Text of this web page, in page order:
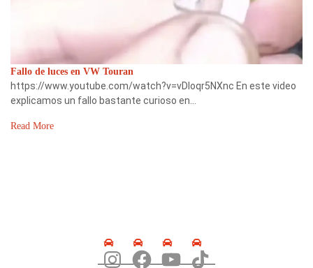
Fallo de luces en VW Touran
https://www.youtube.com/watch?v=vDloqr5NXnc En este video
explicamos un fallo bastante curioso en…
Read More